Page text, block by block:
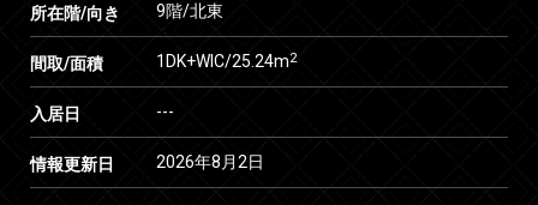
所在階/向き 9階/北東
間取/面積 1DK+WIC/25.24m2
入居日 ---
情報更新日 2026年8月2日